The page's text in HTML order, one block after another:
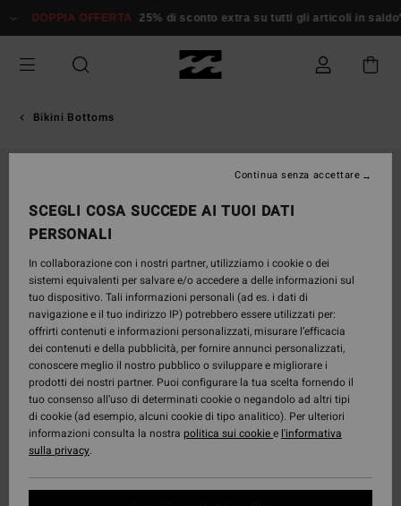
alle
prodotto
DOPPIA OFFERTA 25% di sconto extra su tutti gli articoli in saldo*
Bikini Bottoms
SCEGLI COSA SUCCEDE AI TUOI DATI
PERSONALI
In collaborazione con i nostri partner, utilizziamo i cookie o dei
sistemi equivalenti per salvare e/o accedere a delle informazioni sul
tuo dispositivo. Tali informazioni personali (ad es. i dati di
navigazione e il tuo indirizzo IP) potrebbero essere utilizzati per:
offrirti contenuti e informazioni personalizzati, misurare l’efficacia
dei contenuti e della pubblicità, per fornire annunci personalizzati,
conoscere meglio il nostro pubblico o sviluppare e migliorare i
prodotti dei nostri partner. Puoi configurare la tua scelta fornendo il
tuo consenso all’uso di determinati cookie o negandolo ad altri tipi
di cookie (ad esempio, alcuni cookie di tipo analitico). Per ulteriori
informazioni consulta la nostra politica sui cookiee l'informativa
sulla privacy.
Continua senza accettare